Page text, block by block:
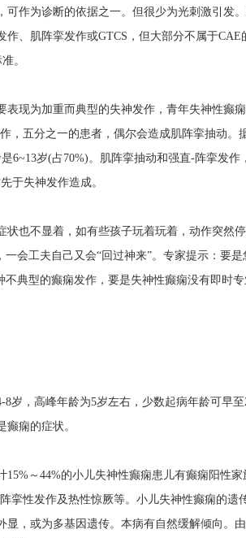
作为诊断的依据之一。但很少为光刺激引发
、肌阵挛发作或GTCS，但大部分不属于CAE
。
现为加重而典型的失神发作，青年失神性癫
，五分之一的患者，偶尔会造成肌阵挛抽动。
6~13岁(占70%)。肌阵挛抽动和强直-阵挛发作
于失神发作造成。
也不显着，如有些孩子玩着玩着，动作突然
会工夫自己又会“回过神来”。专家提示：要是
典型的癫痫发作，要是失神性癫痫没有即时专
岁，高峰年龄为5岁左右，少数起病年龄可早
痫的症状。
～44%的小儿失神性癫痫患儿有癫痫阳性
挛性发作及热性惊厥等。小儿失神性癫痫的遗
，或为多基因遗传。本病有自然缓解倾向。